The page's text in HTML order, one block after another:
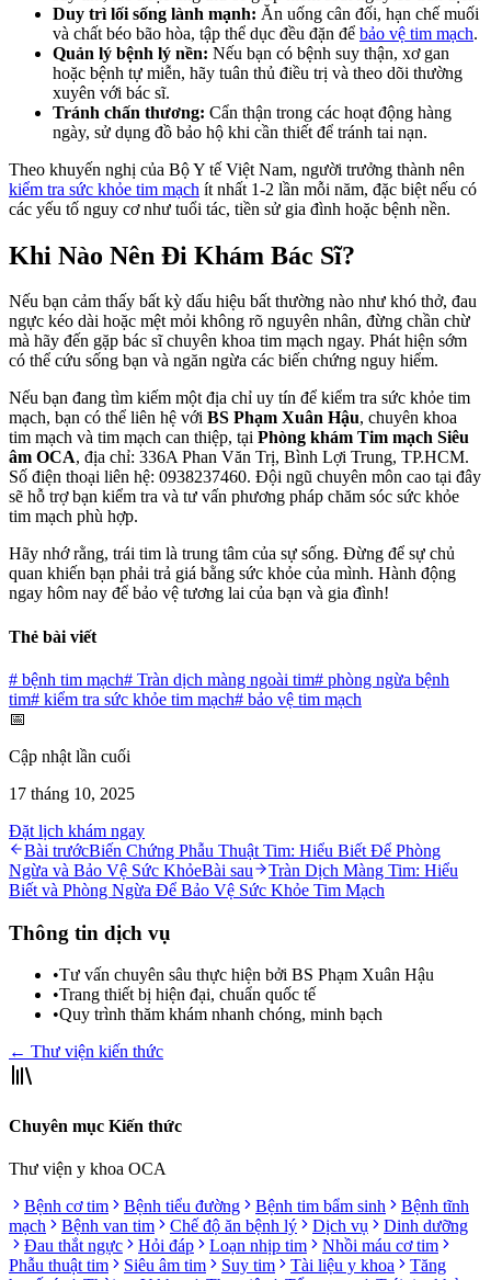
Duy trì lối sống lành mạnh: Ăn uống cân đối, hạn chế muối
và chất béo bão hòa, tập thể dục đều đặn để bảo vệ tim mạch.
Quản lý bệnh lý nền: Nếu bạn có bệnh suy thận, xơ gan
hoặc bệnh tự miễn, hãy tuân thủ điều trị và theo dõi thường
xuyên với bác sĩ.
Tránh chấn thương: Cẩn thận trong các hoạt động hàng
ngày, sử dụng đồ bảo hộ khi cần thiết để tránh tai nạn.
Theo khuyến nghị của Bộ Y tế Việt Nam, người trưởng thành nên
kiểm tra sức khỏe tim mạch ít nhất 1-2 lần mỗi năm, đặc biệt nếu có
các yếu tố nguy cơ như tuổi tác, tiền sử gia đình hoặc bệnh nền.
Khi Nào Nên Đi Khám Bác Sĩ?
Nếu bạn cảm thấy bất kỳ dấu hiệu bất thường nào như khó thở, đau
ngực kéo dài hoặc mệt mỏi không rõ nguyên nhân, đừng chần chừ
mà hãy đến gặp bác sĩ chuyên khoa tim mạch ngay. Phát hiện sớm
có thể cứu sống bạn và ngăn ngừa các biến chứng nguy hiểm.
Nếu bạn đang tìm kiếm một địa chỉ uy tín để kiểm tra sức khỏe tim
mạch, bạn có thể liên hệ với BS Phạm Xuân Hậu, chuyên khoa
tim mạch và tim mạch can thiệp, tại Phòng khám Tim mạch Siêu
âm OCA, địa chỉ: 336A Phan Văn Trị, Bình Lợi Trung, TP.HCM.
Số điện thoại liên hệ: 0938237460. Đội ngũ chuyên môn cao tại đây
sẽ hỗ trợ bạn kiểm tra và tư vấn phương pháp chăm sóc sức khỏe
tim mạch phù hợp.
Hãy nhớ rằng, trái tim là trung tâm của sự sống. Đừng để sự chủ
quan khiến bạn phải trả giá bằng sức khỏe của mình. Hành động
ngay hôm nay để bảo vệ tương lai của bạn và gia đình!
Thẻ bài viết
# bệnh tim mạch# Tràn dịch màng ngoài tim# phòng ngừa bệnh
tim# kiểm tra sức khỏe tim mạch# bảo vệ tim mạch
📅
Cập nhật lần cuối
17 tháng 10, 2025
Đặt lịch khám ngay
Bài trướcBiến Chứng Phẫu Thuật Tim: Hiểu Biết Để Phòng
Ngừa và Bảo Vệ Sức KhỏeBài sau
Tràn Dịch Màng Tim: Hiểu
Biết và Phòng Ngừa Để Bảo Vệ Sức Khỏe Tim Mạch
Thông tin dịch vụ
•Tư vấn chuyên sâu thực hiện bởi BS Phạm Xuân Hậu
•Trang thiết bị hiện đại, chuẩn quốc tế
•Quy trình thăm khám nhanh chóng, minh bạch
← Thư viện kiến thức
Chuyên mục Kiến thức
Thư viện y khoa OCA
Bệnh cơ tim
Bệnh tiểu đường Bệnh tim bẩm sinh
Bệnh tĩnh
mạch
Bệnh van tim Chế độ ăn bệnh lý Dịch vụ
Dinh dưỡng
Đau thắt ngực
Hỏi đáp Loạn nhịp tim
Nhồi máu cơ tim
Phẫu thuật tim
Siêu âm tim Suy tim Tài liệu y khoa
Tăng